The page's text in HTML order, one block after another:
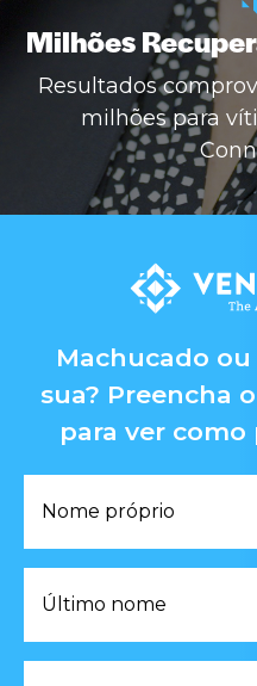
Milhões
Resultados
milhões para
Machucado
sua? Preencha
para ver
próprio
nome